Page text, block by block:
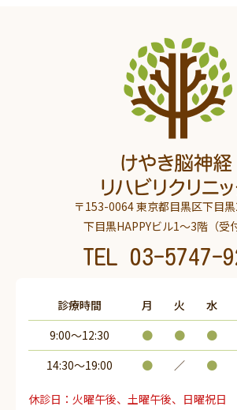
〒153-0064 東京都目黒区下目
下目黒HAPPYビル1～3階（受
TEL 03-5747-
診療時間 月 火 水
9:00～12:30
● ● ●
14:30〜19:00
● ／ ●
休診日：火曜午後、土曜午後、日曜祝日